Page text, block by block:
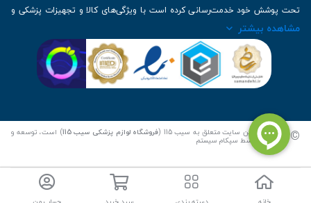
تحت پوشش خود خدمت‌رسانی کرده است با ویژگی‌های کالا و تجهیزات پزشکی و
برترین برندهای موجود در بازار اطلاعات بسیار ارزشمندی را دارا می‌باشد
| تلفن تماس : 36333383-035 | ایمیل: Info@Sib115.com
مشاهده بیشتر
© کلیه حقوق این سایت متعلق به سیب 115 ( فروشگاه لوازم پزشکی سیب 115 ) است، توسعه و
کدنویسی توسط سپکام سیستم